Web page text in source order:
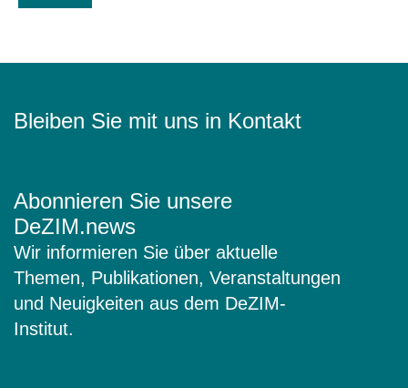
Bleiben Sie mit uns in Kontakt
Abonnieren Sie unsere
DeZIM.news
Wir informieren Sie über aktuelle
Themen, Publikationen, Veranstaltungen
und Neuigkeiten aus dem DeZIM-
Institut.